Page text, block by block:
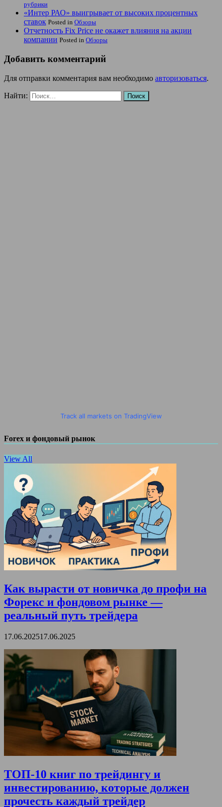
рубрики
«Интер РАО» выигрывает от высоких процентных
ставок Posted in Обзоры
Отчетность Fix Price не окажет влияния на акции
компании Posted in Обзоры
Добавить комментарий
Для отправки комментария вам необходимо авторизоваться.
Найти:
Track all markets on TradingView
Forex и фондовый рынок
View All
Как вырасти от новичка до профи на
Форекс и фондовом рынке —
реальный путь трейдера
17.06.202517.06.2025
ТОП-10 книг по трейдингу и
инвестированию, которые должен
прочесть каждый трейдер